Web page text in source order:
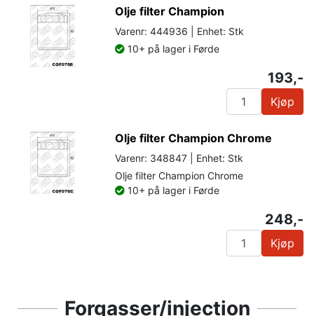
Olje filter Champion
Varenr: 444936 | Enhet: Stk
10+ på lager i Førde
193,-
Kjøp
Olje filter Champion Chrome
Varenr: 348847 | Enhet: Stk
Olje filter Champion Chrome
10+ på lager i Førde
248,-
Kjøp
Forgasser/injection